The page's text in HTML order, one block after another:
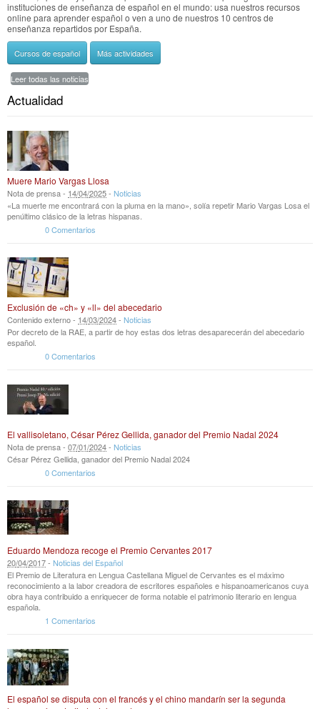
instituciones de enseñanza de español en el mundo: usa nuestros recursos
online para aprender español o ven a uno de nuestros 10 centros de
enseñanza repartidos por España.
Cursos de español Más actividades
Leer todas las noticias
Actualidad
Muere Mario Vargas Llosa
Nota de prensa - 14/04/2025- Noticias
«La muerte me encontrará con la pluma en la mano», solía repetir Mario Vargas Losa el
penúltimo clásico de la letras hispanas.
0 Comentarios
Exclusión de «ch» y «ll» del abecedario
Contenido externo - 14/03/2024- Noticias
Por decreto de la RAE, a partir de hoy estas dos letras desaparecerán del abecedario
español.
0 Comentarios
El vallisoletano, César Pérez Gellida, ganador del Premio Nadal 2024
Nota de prensa - 07/01/2024- Noticias
César Pérez Gellida, ganador del Premio Nadal 2024
0 Comentarios
Eduardo Mendoza recoge el Premio Cervantes 2017
20/04/2017- Noticias del Español
El Premio de Literatura en Lengua Castellana Miguel de Cervantes es el máximo
reconocimiento a la labor creadora de escritores españoles e hispanoamericanos cuya
obra haya contribuido a enriquecer de forma notable el patrimonio literario en lengua
española.
1 Comentarios
El español se disputa con el francés y el chino mandarín ser la segunda